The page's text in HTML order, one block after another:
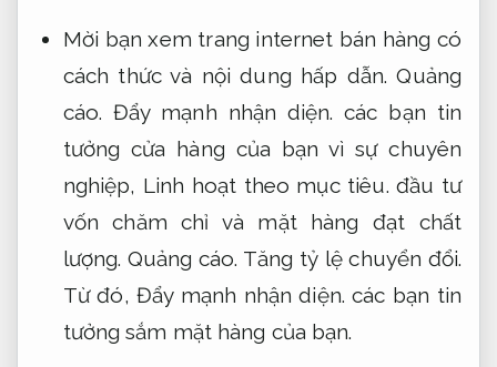
Mời bạn xem trang internet bán hàng có
cách thức và nội dung hấp dẫn.Quảng
cáo. Đẩy mạnh nhận diện. các bạn tin
tưởng cửa hàng của bạn vì sự chuyên
nghiệp, Linh hoạt theo mục tiêu. đầu tư
vốn chăm chỉ và mặt hàng đạt chất
lượng. Quảng cáo. Tăng tỷ lệ chuyển đổi.
Từ đó,Đẩy mạnh nhận diện. các bạn tin
tưởng sắm mặt hàng của bạn.